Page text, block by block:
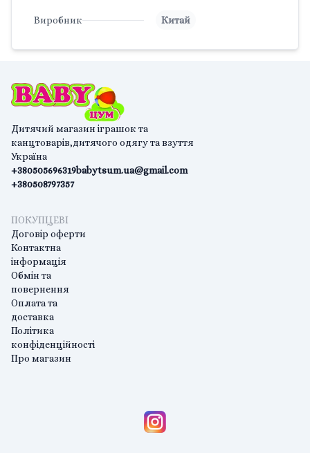
Виробник Китай
Дитячий магазин іграшок та
канцтоварів,дитячого одягу та взуття
Україна
+380505696319
+380508797357
babytsum.ua@gmail.com
ПОКУПЦЕВІ
Договір оферти
Контактна
інформація
Обмін та
повернення
Оплата та
доставка
Політика
конфіденційності
Про магазин